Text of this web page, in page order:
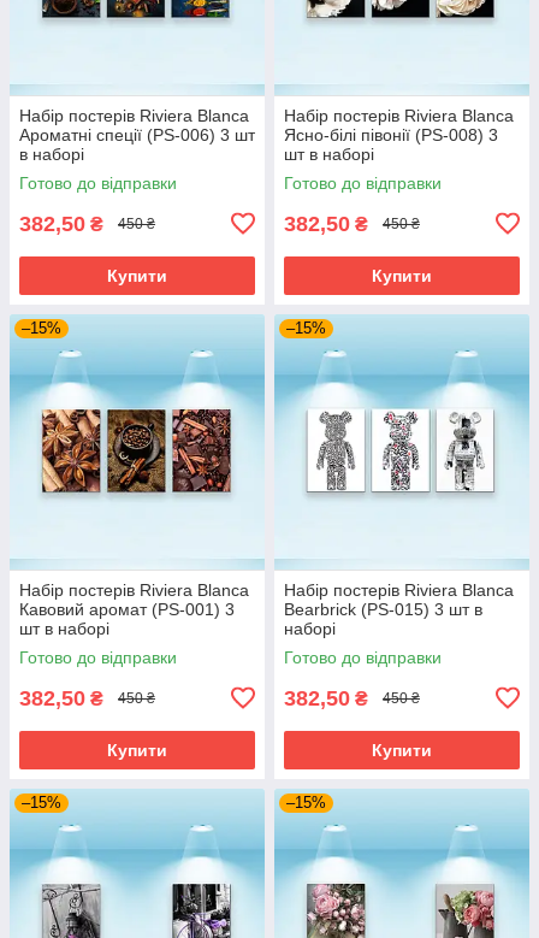
Набір постерів Riviera Blanca
Ароматні спеції (PS-006) 3 шт
в наборі
Готово до відправки
382,50 ₴ 450 ₴
Купити
Набір постерів Riviera Blanca
Ясно-білі півонії (PS-008) 3
шт в наборі
Готово до відправки
382,50 ₴ 450 ₴
Купити
–15%
Набір постерів Riviera Blanca
Кавовий аромат (PS-001) 3
шт в наборі
Готово до відправки
382,50 ₴ 450 ₴
Купити
–15%
Набір постерів Riviera Blanca
Bearbrick (PS-015) 3 шт в
наборі
Готово до відправки
382,50 ₴ 450 ₴
Купити
–15% –15%